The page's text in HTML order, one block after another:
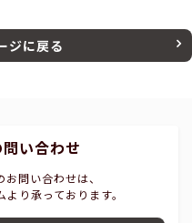
ジに戻る
い合わせ
問い合わせは、
り承っております。